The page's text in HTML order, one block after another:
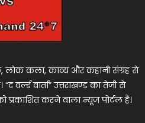
लोक कला, काव्य और कहानी संग्रह से
वार्ता” उत्तराखण्ड का तेजी से
प्रकाशित करने वाला न्यूज पोर्टल है।